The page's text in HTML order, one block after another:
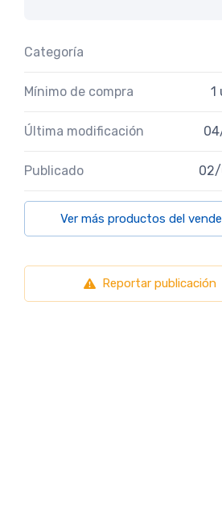
Categoría
Mínimo de compra 1
Última modificación
Publicado
Ver más productos del
Reportar publicación